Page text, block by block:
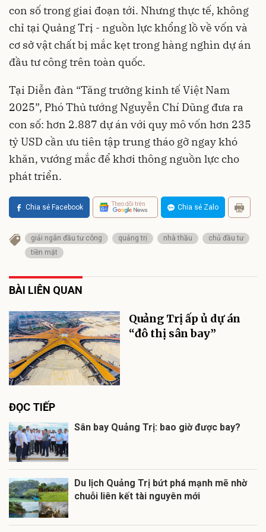
con số trong giai đoạn tới. Nhưng thực tế, không
chỉ tại Quảng Trị - nguồn lực khổng lồ về vốn và
cơ sở vật chất bị mắc kẹt trong hàng nghìn dự án
đầu tư công trên toàn quốc.
Tại Diễn đàn “Tăng trưởng kinh tế Việt Nam
2025”, Phó Thủ tướng Nguyễn Chí Dũng đưa ra
con số: hơn 2.887 dự án với quy mô vốn hơn 235
tỷ USD cần ưu tiên tập trung tháo gỡ ngay khó
khăn, vướng mắc để khơi thông nguồn lực cho
phát triển.
Chia sẻ Facebook Theo dõi trên Chia sẻ Zalo
giải ngân đầu tư công quảng trị nhà thầu
chủ đầu tư
tiền mặt
BÀI LIÊN QUAN
Quảng Trị ấp ủ dự án
“đô thị sân bay”
ĐỌC TIẾP
Sân bay Quảng Trị: bao giờ được bay?
Du lịch Quảng Trị bứt phá mạnh mẽ nhờ
chuỗi liên kết tài nguyên mới